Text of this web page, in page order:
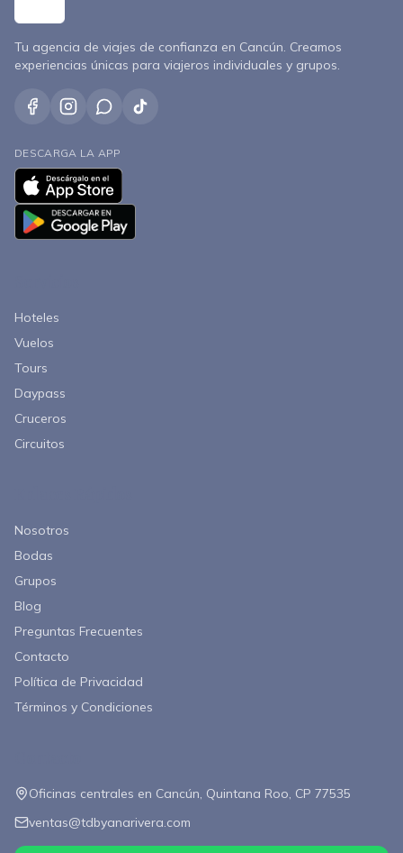
Tu agencia de viajes de confianza en Cancún. Creamos
experiencias únicas para viajeros individuales y grupos.
DESCARGA LA APP
Hoteles
Vuelos
Tours
Daypass
Cruceros
Circuitos
Nosotros
Bodas
Grupos
Blog
Preguntas Frecuentes
Contacto
Política de Privacidad
Términos y Condiciones
Oficinas centrales en Cancún, Quintana Roo, CP 77535
ventas@tdbyanarivera.com